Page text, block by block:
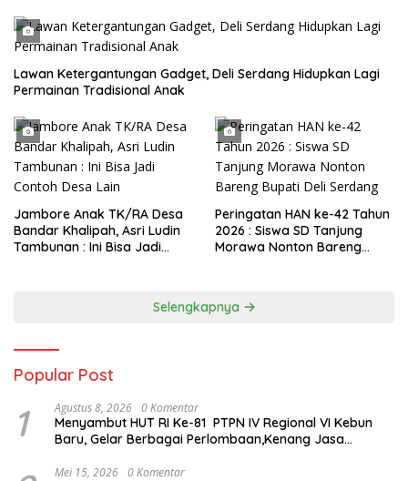
Lawan Ketergantungan Gadget, Deli Serdang Hidupkan Lagi
Permainan Tradisional Anak
Jambore Anak TK/RA Desa
Bandar Khalipah, Asri Ludin
Tambunan : Ini Bisa Jadi
Peringatan HAN ke-42 Tahun
2026 : Siswa SD Tanjung
Morawa Nonton Bareng
Selengkapnya
Popular Post
1 Agustus 8, 2026 0 Komentar
Menyambut HUT RI Ke-81 PTPN IV Regional VI Kebun
Baru, Gelar Berbagai Perlombaan,Kenang Jasa
Mei 15, 2026 0 Komentar